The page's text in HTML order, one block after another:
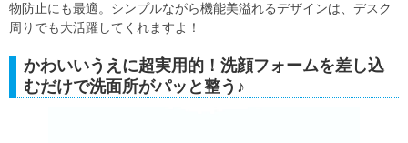
物防止にも最適。シンプルながら機能美溢れるデザインは、デスク
周りでも大活躍してくれますよ！
かわいいうえに超実用的！洗顔フォームを差し込
むだけで洗面所がパッと整う♪